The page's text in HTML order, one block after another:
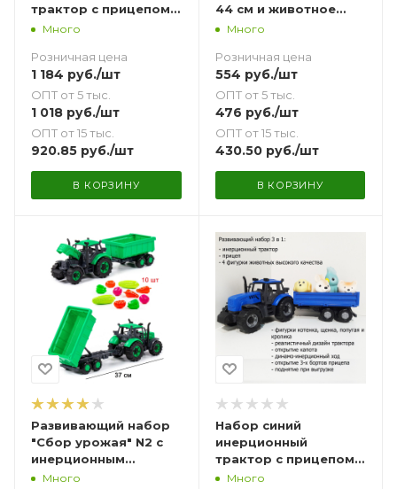
трактор с прицепом и
6 фигурок домашних
Много
Розничная цена
1 184 руб./шт
ОПТ от 5 тыс.
1 018 руб./шт
ОПТ от 15 тыс.
920.85 руб./шт
В КОРЗИНУ
44 см и животное
корова коричневая
Много
Розничная цена
554 руб./шт
ОПТ от 5 тыс.
476 руб./шт
ОПТ от 15 тыс.
430.50руб./шт
В КОРЗИНУ
Развивающий набор
"Сбор урожая" N2 с
инерционным
трактором с
Много
Набор синий
инерционный
трактор с прицепом и
4 фигурки животных
Много